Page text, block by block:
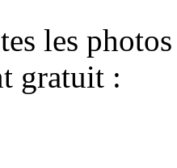
les
gratuit :